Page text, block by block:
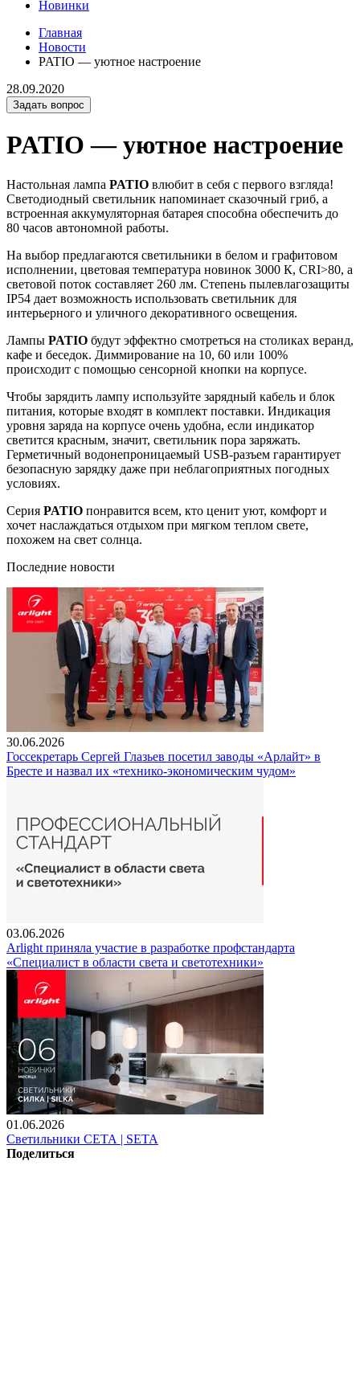
Новинки
Главная
Новости
PATIO — уютное настроение
28.09.2020
Задать вопрос
PATIO — уютное настроение
Настольная лампа PATIO влюбит в себя с первого взгляда!
Светодиодный светильник напоминает сказочный гриб, а
встроенная аккумуляторная батарея способна обеспечить до
80 часов автономной работы.
На выбор предлагаются светильники в белом и графитовом
исполнении, цветовая температура новинок 3000 К, CRI>80, а
световой поток составляет 260 лм. Степень пылевлагозащиты
IP54 дает возможность использовать светильник для
интерьерного и уличного декоративного освещения.
Лампы PATIO будут эффектно смотреться на столиках веранд,
кафе и беседок. Диммирование на 10, 60 или 100%
происходит с помощью сенсорной кнопки на корпусе.
Чтобы зарядить лампу используйте зарядный кабель и блок
питания, которые входят в комплект поставки. Индикация
уровня заряда на корпусе очень удобна, если индикатор
светится красным, значит, светильник пора заряжать.
Герметичный водонепроницаемый USB-разъем гарантирует
безопасную зарядку даже при неблагоприятных погодных
условиях.
Серия PATIO понравится всем, кто ценит уют, комфорт и
хочет наслаждаться отдыхом при мягком теплом свете,
похожем на свет солнца.
Последние новости
30.06.2026
Госсекретарь Сергей Глазьев посетил заводы «Арлайт» в
Бресте и назвал их «технико-экономическим чудом»
03.06.2026
Arlight приняла участие в разработке профстандарта
«Специалист в области света и светотехники»
01.06.2026
Светильники СЕТА | SETA
Поделиться